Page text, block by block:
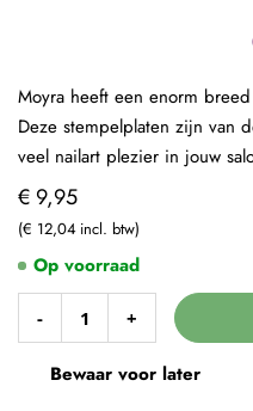
€ 9,95
€ 12,04
- +
Bewaar voor later
Op voorraad
Moyra heeft een enorm
Deze stempelplaten zijn van
veel nailart plezier in jouw